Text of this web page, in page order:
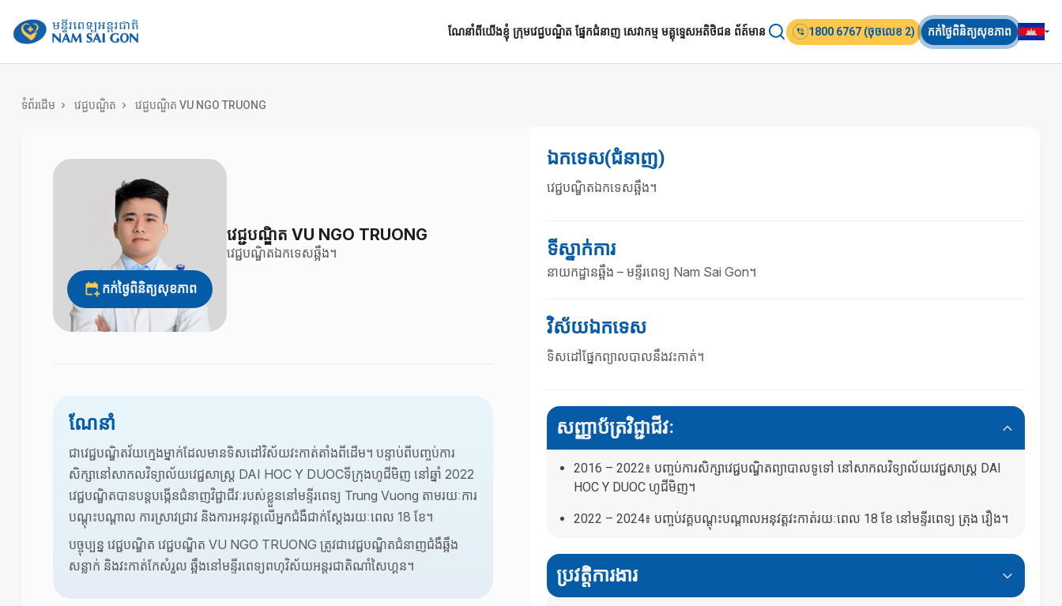
ណែនាំពីយើងខ្ញុំ ក្រុមវេជ្ជបណ្ឌិត ផ្នែកជំនាញ សេវាកម្ម មគ្គុទេ្ទសអតិថិជន ព័ត៍មាន 1800 6767 (ចុចលេខ 2) កក់ថ្ងៃពិនិត្យសុខភាព
ទំព័រដើម វេជ្ជបណ្ឌិត វេជ្ជបណ្ឌិត ​VU NGO TRUONG
កក់ថ្ងៃពិនិត្យសុខភាព
វេជ្ជបណ្ឌិត ​VU NGO TRUONG
វេជ្ជបណ្ឌិតឯកទេសឆ្អឹង។
ណែនាំ
ជាវេជ្ជបណ្ឌិតវ័យក្មេងម្នាក់ដែលមានទិសដៅវិស័យវះកាត់តាំងពីដើម។ បន្ទាប់ពីបញ្ចប់ការ
សិក្សានៅសាកលវិទ្យាល័យវេជ្ជសាស្ត្រ DAI HOC Y DUOCទីក្រុងហូជីមិញ នៅឆ្នាំ 2022
វេជ្ជបណ្ឌិតបានបន្តបង្កើនជំនាញវិជ្ជាជីវៈរបស់ខ្លួននៅមន្ទីរពេទ្យ Trung Vuong តាមរយៈការ
បណ្ដុះបណ្ដាល ការស្រាវជ្រាវ និងការអនុវត្តលើអ្នកជំងឺជាក់ស្តែងរយៈពេល 18 ខែ។
បច្ចុប្បន្ន វេជ្ជបណ្ឌិត វេជ្ជបណ្ឌិត ​VU NGO TRUONG ត្រូវជាវេជ្ជបណ្ឌិតជំនាញជំងឺឆ្អឹង
សន្លាក់ និងវះកាត់កែសំរួល ឆ្អឹងនៅមន្ទីរពេទ្យពហុវិស័យអន្តរជាតិណាំសៃហ្គន។
ឯកទេស(ជំនាញ)
វេជ្ជបណ្ឌិតឯកទេសឆ្អឹង។
ទីស្នាក់ការ
នាយកដ្ឋានឆ្អឹង – មន្ទីរពេទ្យ Nam Sai Gon។
វិស័យឯកទេស
ទិសដៅផ្នែកព្យាលបាលនឹងវះកាត់។
សញ្ញាប័ត្រវិជ្ជាជីវៈ
2016 – 2022៖ បញ្ចប់ការសិក្សាវេជ្ជបណ្ឌិតព្យាបាលទូទៅ នៅសាកលវិទ្យាល័យវេជ្ជសាស្ត្រ DAI
HOC Y DUOC ហូជីមិញ។
2022 – 2024៖ បញ្ចប់វគ្គបណ្ដុះបណ្ដាលអនុវត្តវះកាត់រយៈពេល 18​ ខែ នៅមន្ទីរពេទ្យ ត្រុង វឿង។
ប្រវត្តិការងារ